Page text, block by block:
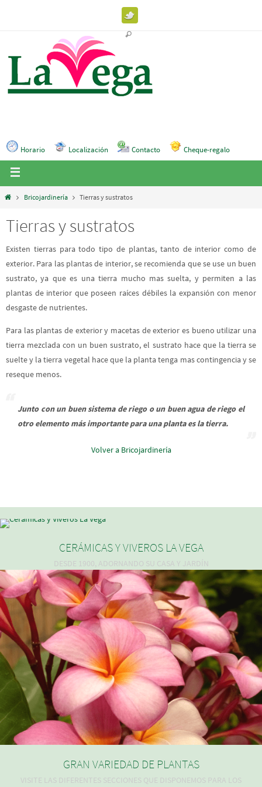
Horario Localización Contacto Cheque-regalo
Bricojardinería Tierras y sustratos
Tierras y sustratos
Existen tierras para todo tipo de plantas, tanto de interior como de
exterior. Para las plantas de interior, se recomienda que se use un buen
sustrato, ya que es una tierra mucho mas suelta, y permiten a las
plantas de interior que poseen raíces débiles la expansión con menor
desgaste de nutrientes.
Para las plantas de exterior y macetas de exterior es bueno utilizar una
tierra mezclada con un buen sustrato, el sustrato hace que la tierra se
suelte y la tierra vegetal hace que la planta tenga mas contingencia y se
reseque menos.
Junto con un buen sistema de riego o un buen agua de riego el
otro elemento más importante para una planta es la tierra.
Volver a Bricojardinería
CERÁMICAS Y VIVEROS LA VEGA
DESDE 1900, ADORNANDO SU CASA Y JARDÍN
GRAN VARIEDAD DE PLANTAS
VISITE LAS DIFERENTES SECCIONES QUE DISPONEMOS PARA LOS